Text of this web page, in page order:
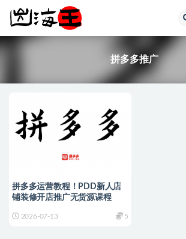
拼多多推广
拼多多运营教程！PDD新人店
铺装修开店推广无货源课程
2026-07-13 5
全部